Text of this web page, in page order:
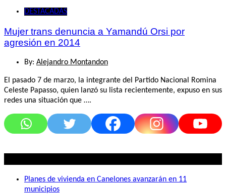
DESTACADAS
Mujer trans denuncia a Yamandú Orsi por
agresión en 2014
By: Alejandro Montandon
El pasado 7 de marzo, la integrante del Partido Nacional Romina
Celeste Papasso, quien lanzó su lista recientemente, expuso en sus
redes una situación que ….
Planes de vivienda en Canelones avanzarán en 11
municipios